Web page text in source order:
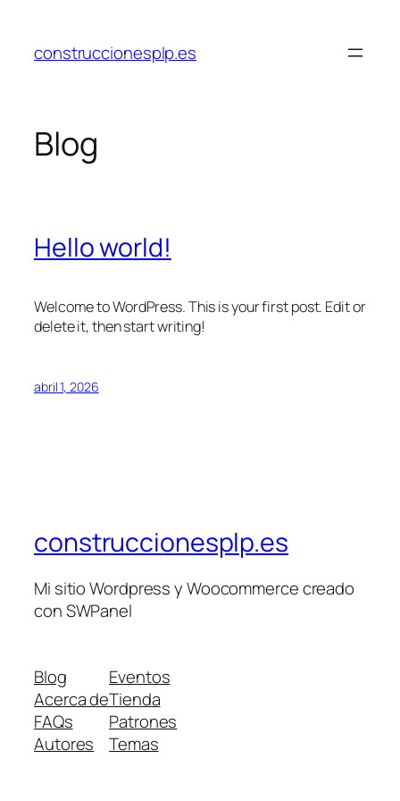
contenido
construccionesplp.es
Blog
Hello world!
Welcome to WordPress. This is your first post. Edit or
delete it, then start writing!
abril 1, 2026
construccionesplp.es
Mi sitio Wordpress y Woocommerce creado
con SWPanel
Blog
Acerca de
FAQs
Autores
Eventos
Tienda
Patrones
Temas